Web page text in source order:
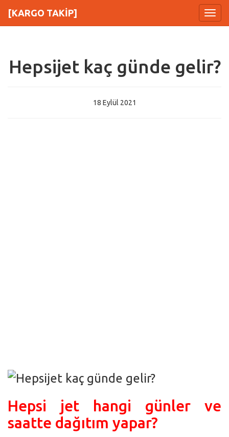
Menu
[KARGO TAKİP]
Hepsijet kaç günde gelir?
18 Eylül 2021
Hepsi jet hangi günler ve
saatte dağıtım yapar?